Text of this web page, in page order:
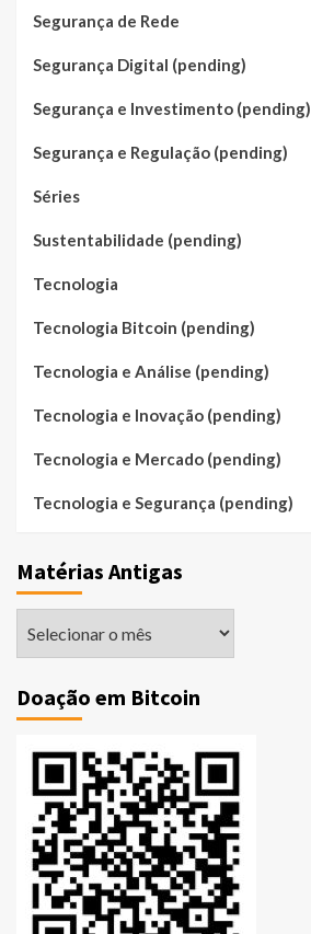
Segurança de Rede
Segurança Digital (pending)
Segurança e Investimento (pending)
Segurança e Regulação (pending)
Séries
Sustentabilidade (pending)
Tecnologia
Tecnologia Bitcoin (pending)
Tecnologia e Análise (pending)
Tecnologia e Inovação (pending)
Tecnologia e Mercado (pending)
Tecnologia e Segurança (pending)
Matérias Antigas
Doação em Bitcoin